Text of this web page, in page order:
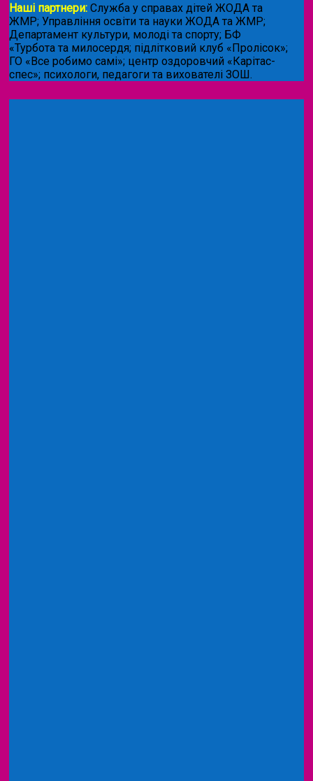
Наші партнери: Служба у справах дітей ЖОДА та
ЖМР; Управління освіти та науки ЖОДА та ЖМР;
Департамент культури, молоді та спорту; БФ
«Турбота та милосердя; підлітковий клуб «Пролісок»;
ГО «Все робимо самі»; центр оздоровчий «Карітас-
спес»; психологи, педагоги та вихователі ЗОШ.